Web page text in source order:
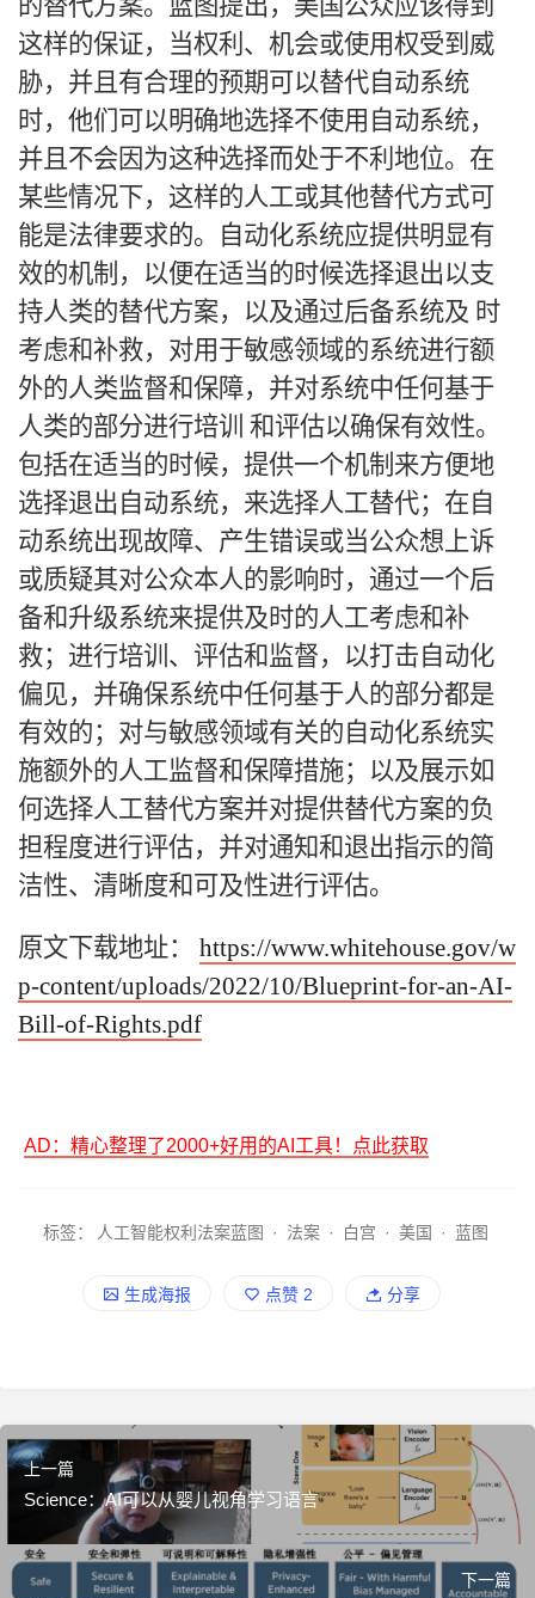
这样的保证，当权利、机会或使用权受到威
胁，并且有合理的预期可以替代自动系统
时，他们可以明确地选择不使用自动系统，
并且不会因为这种选择而处于不利地位。在
某些情况下，这样的人工或其他替代方式可
能是法律要求的。自动化系统应提供明显有
效的机制，以便在适当的时候选择退出以支
持人类的替代方案，以及通过后备系统及 时
考虑和补救，对用于敏感领域的系统进行额
外的人类监督和保障，并对系统中任何基于
人类的部分进行培训 和评估以确保有效性。
包括在适当的时候，提供一个机制来方便地
选择退出自动系统，来选择人工替代；在自
动系统出现故障、产生错误或当公众想上诉
或质疑其对公众本人的影响时，通过一个后
备和升级系统来提供及时的人工考虑和补
救；进行培训、评估和监督，以打击自动化
偏见，并确保系统中任何基于人的部分都是
有效的；对与敏感领域有关的自动化系统实
施额外的人工监督和保障措施；以及展示如
何选择人工替代方案并对提供替代方案的负
担程度进行评估，并对通知和退出指示的简
洁性、清晰度和可及性进行评估。
原文下载地址：
https://www.whitehouse.gov/w
p-content/uploads/2022/10/Blueprint-for-an-AI-
Bill-of-Rights.pdf
AD：精心整理了2000+好用的AI工具！点此获取
标签： 人工智能权利法案蓝图 · 法案 · 白宫 · 美国 · 蓝图
生成海报 点赞 2 分享
上一篇
Science：AI可以从婴儿视角学习语言
下一篇